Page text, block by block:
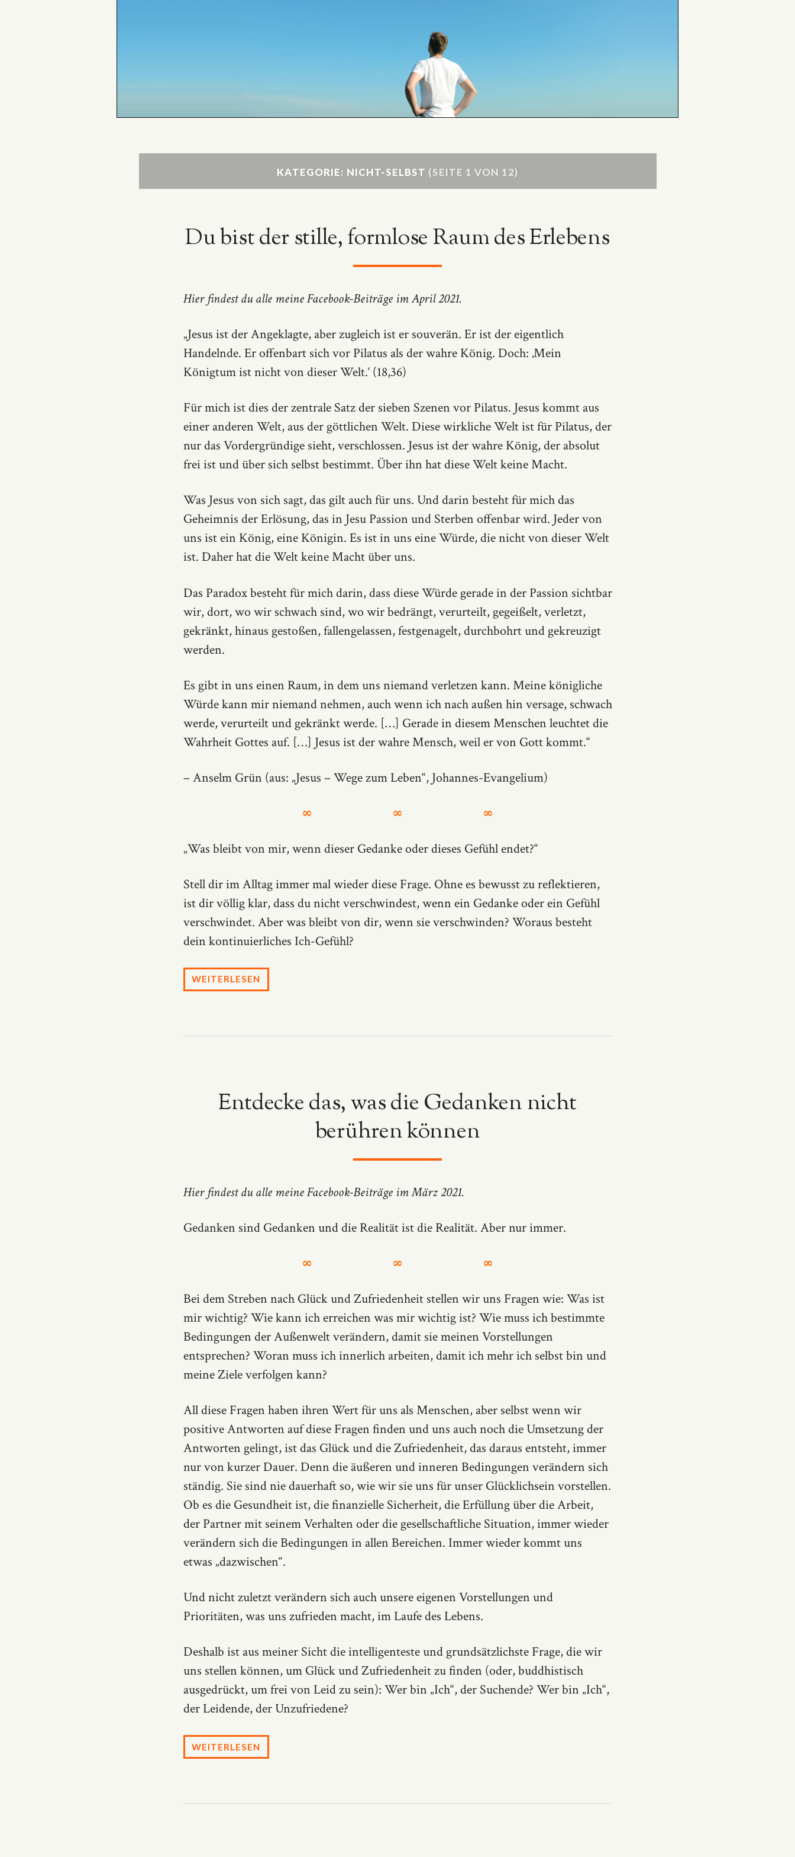
KATEGORIE: NICHT-SELBST (SEITE 1 VON 12)
Du bist der stille, formlose Raum des Erlebens
Hier findest du alle meine Facebook-Beiträge im April 2021.
„Jesus ist der Angeklagte, aber zugleich ist er souverän. Er ist der eigentlich
Handelnde. Er offenbart sich vor Pilatus als der wahre König. Doch: ‚Mein
Königtum ist nicht von dieser Welt.‘ (18,36)
Für mich ist dies der zentrale Satz der sieben Szenen vor Pilatus. Jesus kommt aus
einer anderen Welt, aus der göttlichen Welt. Diese wirkliche Welt ist für Pilatus, der
nur das Vordergründige sieht, verschlossen. Jesus ist der wahre König, der absolut
frei ist und über sich selbst bestimmt. Über ihn hat diese Welt keine Macht.
Was Jesus von sich sagt, das gilt auch für uns. Und darin besteht für mich das
Geheimnis der Erlösung, das in Jesu Passion und Sterben offenbar wird. Jeder von
uns ist ein König, eine Königin. Es ist in uns eine Würde, die nicht von dieser Welt
ist. Daher hat die Welt keine Macht über uns.
Das Paradox besteht für mich darin, dass diese Würde gerade in der Passion sichtbar
wir, dort, wo wir schwach sind, wo wir bedrängt, verurteilt, gegeißelt, verletzt,
gekränkt, hinaus gestoßen, fallengelassen, festgenagelt, durchbohrt und gekreuzigt
werden.
Es gibt in uns einen Raum, in dem uns niemand verletzen kann. Meine königliche
Würde kann mir niemand nehmen, auch wenn ich nach außen hin versage, schwach
werde, verurteilt und gekränkt werde. […] Gerade in diesem Menschen leuchtet die
Wahrheit Gottes auf. […] Jesus ist der wahre Mensch, weil er von Gott kommt.“
– Anselm Grün (aus: „Jesus – Wege zum Leben“, Johannes-Evangelium)
∞ ∞ ∞
„Was bleibt von mir, wenn dieser Gedanke oder dieses Gefühl endet?“
Stell dir im Alltag immer mal wieder diese Frage. Ohne es bewusst zu reflektieren,
ist dir völlig klar, dass du nicht verschwindest, wenn ein Gedanke oder ein Gefühl
verschwindet. Aber was bleibt von dir, wenn sie verschwinden? Woraus besteht
dein kontinuierliches Ich-Gefühl?
WEITERLESEN
Entdecke das, was die Gedanken nicht
berühren können
Hier findest du alle meine Facebook-Beiträge im März 2021.
Gedanken sind Gedanken und die Realität ist die Realität. Aber nur immer.
∞ ∞ ∞
Bei dem Streben nach Glück und Zufriedenheit stellen wir uns Fragen wie: Was ist
mir wichtig? Wie kann ich erreichen was mir wichtig ist? Wie muss ich bestimmte
Bedingungen der Außenwelt verändern, damit sie meinen Vorstellungen
entsprechen? Woran muss ich innerlich arbeiten, damit ich mehr ich selbst bin und
meine Ziele verfolgen kann?
All diese Fragen haben ihren Wert für uns als Menschen, aber selbst wenn wir
positive Antworten auf diese Fragen finden und uns auch noch die Umsetzung der
Antworten gelingt, ist das Glück und die Zufriedenheit, das daraus entsteht, immer
nur von kurzer Dauer. Denn die äußeren und inneren Bedingungen verändern sich
ständig. Sie sind nie dauerhaft so, wie wir sie uns für unser Glücklichsein vorstellen.
Ob es die Gesundheit ist, die finanzielle Sicherheit, die Erfüllung über die Arbeit,
der Partner mit seinem Verhalten oder die gesellschaftliche Situation, immer wieder
verändern sich die Bedingungen in allen Bereichen. Immer wieder kommt uns
etwas „dazwischen“.
Und nicht zuletzt verändern sich auch unsere eigenen Vorstellungen und
Prioritäten, was uns zufrieden macht, im Laufe des Lebens.
Deshalb ist aus meiner Sicht die intelligenteste und grundsätzlichste Frage, die wir
uns stellen können, um Glück und Zufriedenheit zu finden (oder, buddhistisch
ausgedrückt, um frei von Leid zu sein): Wer bin „Ich“, der Suchende? Wer bin „Ich“,
der Leidende, der Unzufriedene?
WEITERLESEN